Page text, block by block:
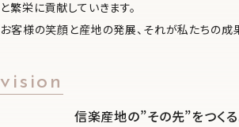
と繁栄に貢献していきます。
お客様の笑顔と産地の発展、それが私たちの成
vision
信楽産地の”その先”をつくる